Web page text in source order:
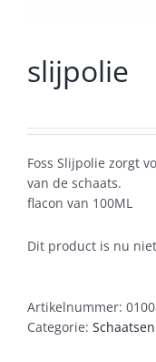
slijpolie
Foss Slijpolie zorgt
van de schaats.
flacon van 100ML
Dit product is nu
Artikelnummer:
Categorie: Schaatsen